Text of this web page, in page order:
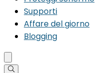
Supporti
Affare del giorno
Blogging